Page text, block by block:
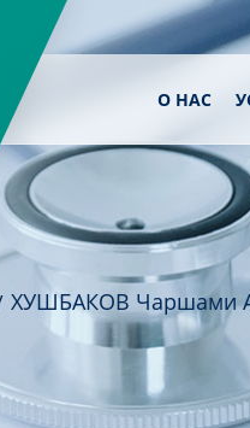
О НАС
ХУШБАКОВ Чаршами